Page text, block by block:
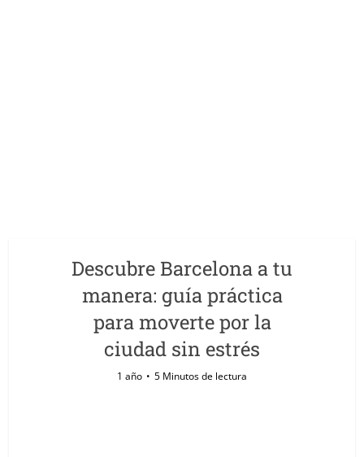
Descubre Barcelona a tu
manera: guía práctica
para moverte por la
ciudad sin estrés
1 año 5 Minutos de lectura